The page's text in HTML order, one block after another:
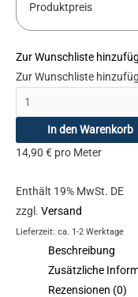
Produktpreis
Zur Wunschliste
Zur Wunschliste
In den Warenkorb
14,90 € pro Meter
Enthält 19% MwSt. DE
zzgl. Versand
Lieferzeit: ca. 1-2 Werktage
Beschreibung
Zusätzliche
Rezensionen (0)